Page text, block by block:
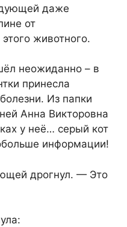
даже
от
животного.
неожиданно – в
принесла
Из папки
Анна Викторовна
у неё… серый кот
информации!
дрогнул. — Это